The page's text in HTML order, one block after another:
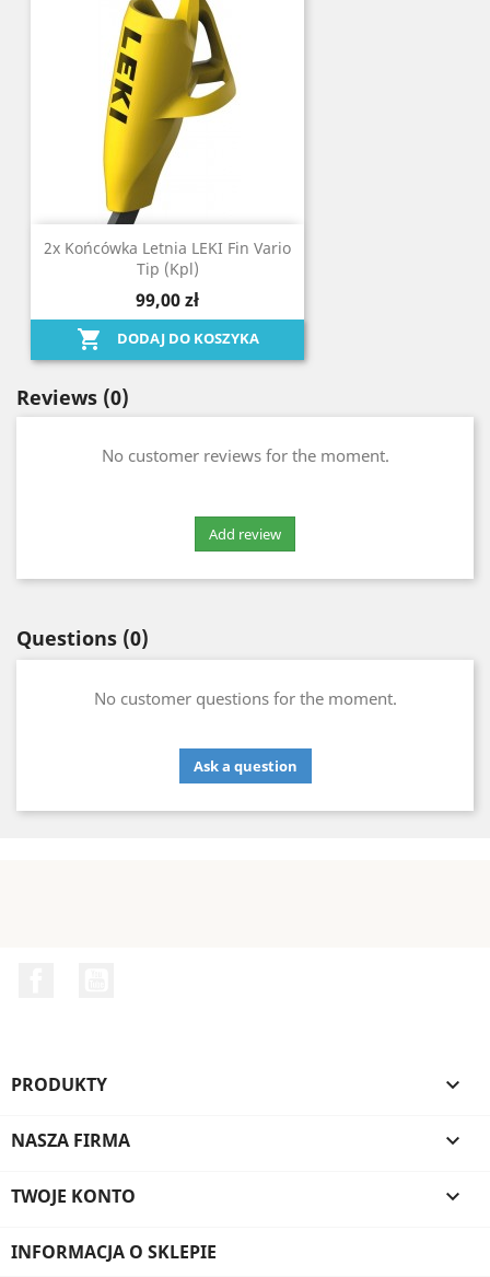
2x Końcówka Letnia LEKI Fin Vario
Tip (kpl)
99,00 zł
 DODAJ DO KOSZYKA
Reviews (0)
No customer reviews for the moment.
Questions (0)
No customer questions for the moment.
Ask a question
PRODUKTY 
NASZA FIRMA 
TWOJE KONTO 
INFORMACJA O SKLEPIE